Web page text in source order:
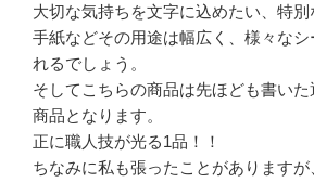
大切な気持ちを文字に込めたい、特
手紙などその用途は幅広く、様々なシ
れるでしょう。
そしてこちらの商品は先ほども書い
商品となります。
正に職人技が光る1品！！
ちなみに私も張ったことがありますが